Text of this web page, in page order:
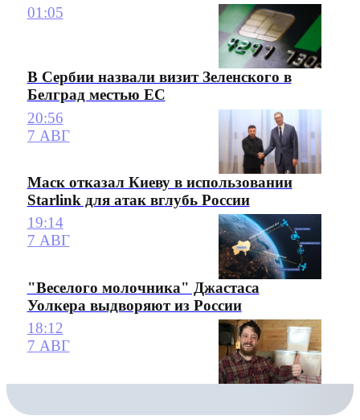
01:05
В Сербии назвали визит Зеленского в
Белград местью ЕС
20:56
7 АВГ
Маск отказал Киеву в использовании
Starlink для атак вглубь России
19:14
7 АВГ
"Веселого молочника" Джастаса
Уолкера выдворяют из России
18:12
7 АВГ